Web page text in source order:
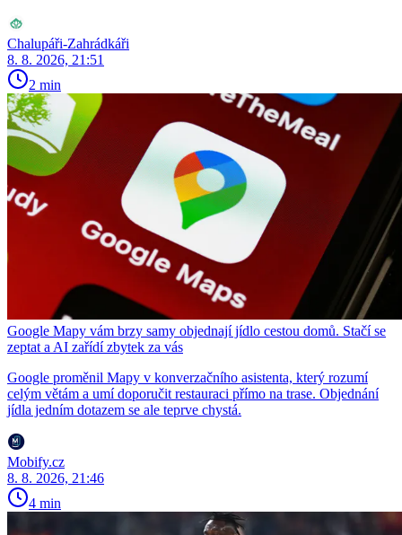
Chalupáři-Zahrádkáři
8. 8. 2026, 21:51
2 min
Google Mapy vám brzy samy objednají jídlo cestou domů. Stačí se
zeptat a AI zařídí zbytek za vás
Google proměnil Mapy v konverzačního asistenta, který rozumí
celým větám a umí doporučit restauraci přímo na trase. Objednání
jídla jedním dotazem se ale teprve chystá.
Mobify.cz
8. 8. 2026, 21:46
4 min